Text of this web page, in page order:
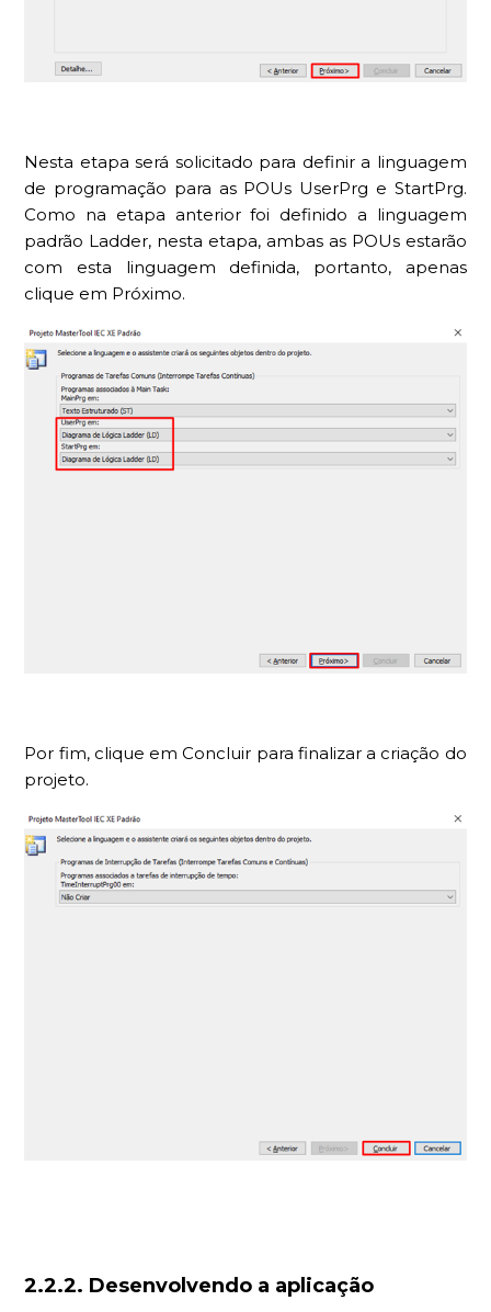
Nesta etapa será solicitado para definir a linguagem
de programação para as POUs UserPrg e StartPrg.
Como na etapa anterior foi definido a linguagem
padrão Ladder, nesta etapa, ambas as POUs estarão
com esta linguagem definida, portanto, apenas
clique em Próximo.
Por fim, clique em Concluir para finalizar a criação do
projeto.
2.2.2. Desenvolvendo a aplicação